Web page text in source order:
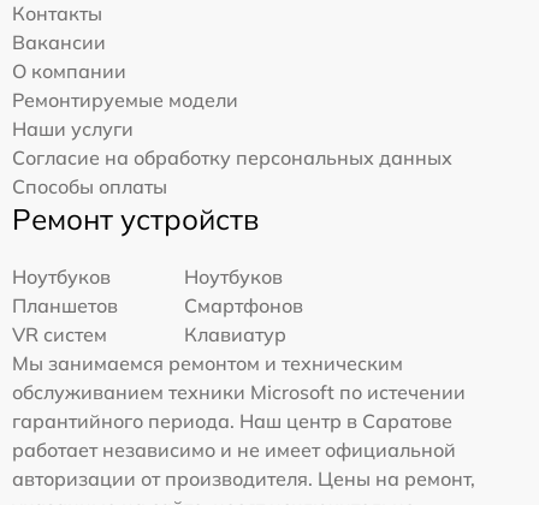
Контакты
Вакансии
О компании
Ремонтируемые модели
Наши услуги
Согласие на обработку персональных данных
Способы оплаты
Ремонт устройств
Ноутбуков
Ноутбуков
Планшетов
Смартфонов
VR систем
Клавиатур
Мы занимаемся ремонтом и техническим
обслуживанием техники Microsoft по истечении
гарантийного периода. Наш центр в Саратове
работает независимо и не имеет официальной
авторизации от производителя. Цены на ремонт,